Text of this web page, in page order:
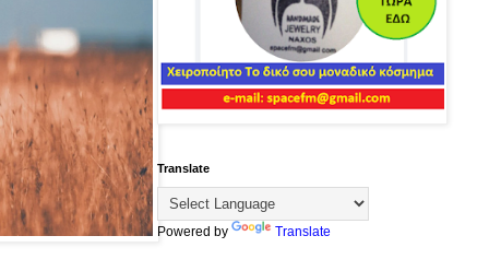
Translate
Powered by Translate